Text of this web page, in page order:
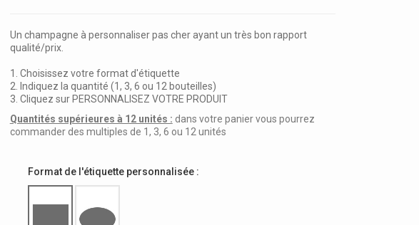
Un champagne à personnaliser pas cher ayant un très bon rapport
qualité/prix.
1. Choisissez votre format d'étiquette
2. Indiquez la quantité (1, 3, 6 ou 12 bouteilles)
3. Cliquez sur PERSONNALISEZ VOTRE PRODUIT
Quantités supérieures à 12 unités : dans votre panier vous pourrez
commander des multiples de 1, 3, 6 ou 12 unités
Format de l'étiquette personnalisée :